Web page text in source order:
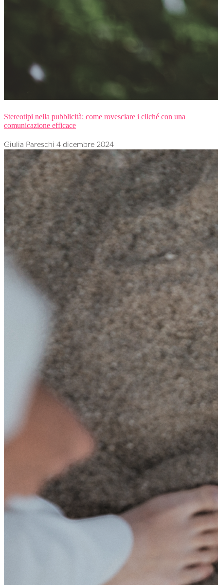
Stereotipi nella pubblicità: come rovesciare i cliché con una
comunicazione efficace
Giulia Pareschi 4 dicembre 2024